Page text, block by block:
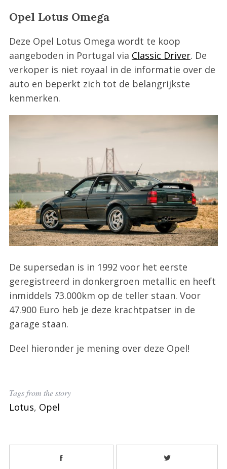
Opel Lotus Omega
Deze Opel Lotus Omega wordt te koop
aangeboden in Portugal via Classic Driver. De
verkoper is niet royaal in de informatie over de
auto en beperkt zich tot de belangrijkste
kenmerken.
De supersedan is in 1992 voor het eerste
geregistreerd in donkergroen metallic en heeft
inmiddels 73.000km op de teller staan. Voor
47.900 Euro heb je deze krachtpatser in de
garage staan.
Deel hieronder je mening over deze Opel!
Tags from the story
Lotus, Opel
e
a
c
r
: